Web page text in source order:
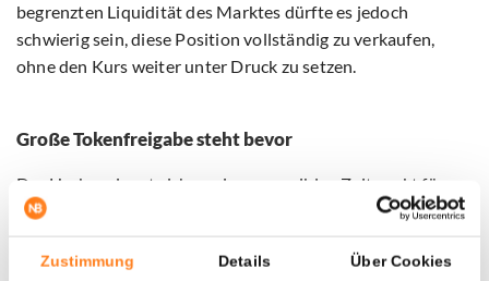
Zustimmung Details Über Cookies
begrenzten Liquidität des Marktes dürfte es jedoch
schwierig sein, diese Position vollständig zu verkaufen,
ohne den Kurs weiter unter Druck zu setzen.
Große Tokenfreigabe steht bevor
Der Hack ereignet sich zu einem sensiblen Zeitpunkt für
das Projekt. Am 25. Juni steht eine große Tokenfreigabe an.
Laut Daten von Tokenomist werden dann etwa 266,5